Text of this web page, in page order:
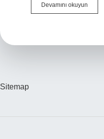
Devamını okuyun
Deftere
Sitemap